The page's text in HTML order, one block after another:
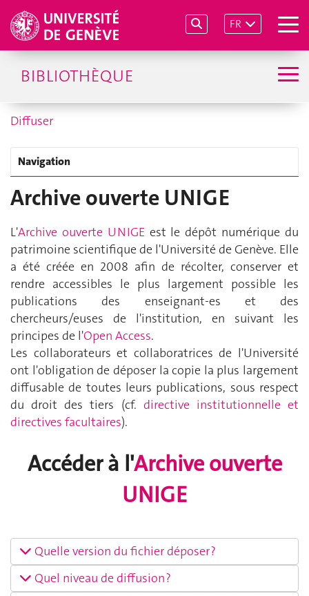
FR
BIBLIOTHÈQUE
Diffuser
Navigation
Archive ouverte UNIGE
L'Archive ouverte UNIGE est le dépôt numérique du
patrimoine scientifique de l'Université de Genève. Elle
a été créée en 2008 afin de récolter, conserver et
rendre accessibles le plus largement possible les
publications des enseignant-es et des
chercheurs/euses de l'institution, en suivant les
principes de l'Open Access.
Les collaborateurs et collaboratrices de l'Université
ont l'obligation de déposer la copie la plus largement
diffusable de toutes leurs publications, sous respect
du droit des tiers (cf. directive institutionnelle et
directives facultaires).
Accéder à l'Archive ouverte
UNIGE
Quelle version du fichier déposer ?
Quel niveau de diffusion ?